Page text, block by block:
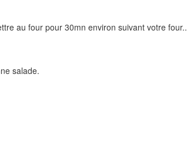
au four pour 30mn environ suivant votre four..
salade.